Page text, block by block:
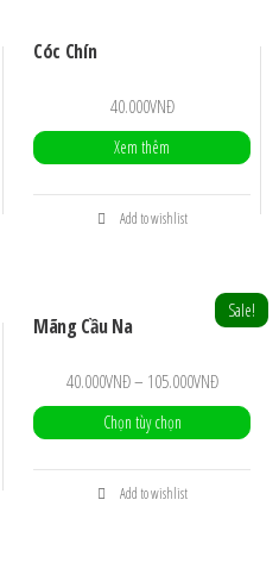
Cóc Chín
40.000VNĐ
Xem thêm
Add to wishlist
Mãng Cầu Na
Sale!
40.000VNĐ– 105.000VNĐ
Chọn tùy chọn
Add to wishlist